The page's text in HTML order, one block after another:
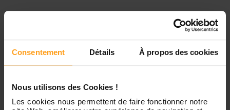
Consentement Détails À propos des cookies
Nous utilisons des Cookies !
Les cookies nous permettent de faire fonctionner notre
Lundi Indisponible
Mardi Disponible de 00:00 à 00:00